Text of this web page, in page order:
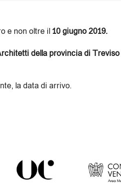
e non oltre il 10 giugno 2019.
della provincia di Treviso
la data di arrivo.